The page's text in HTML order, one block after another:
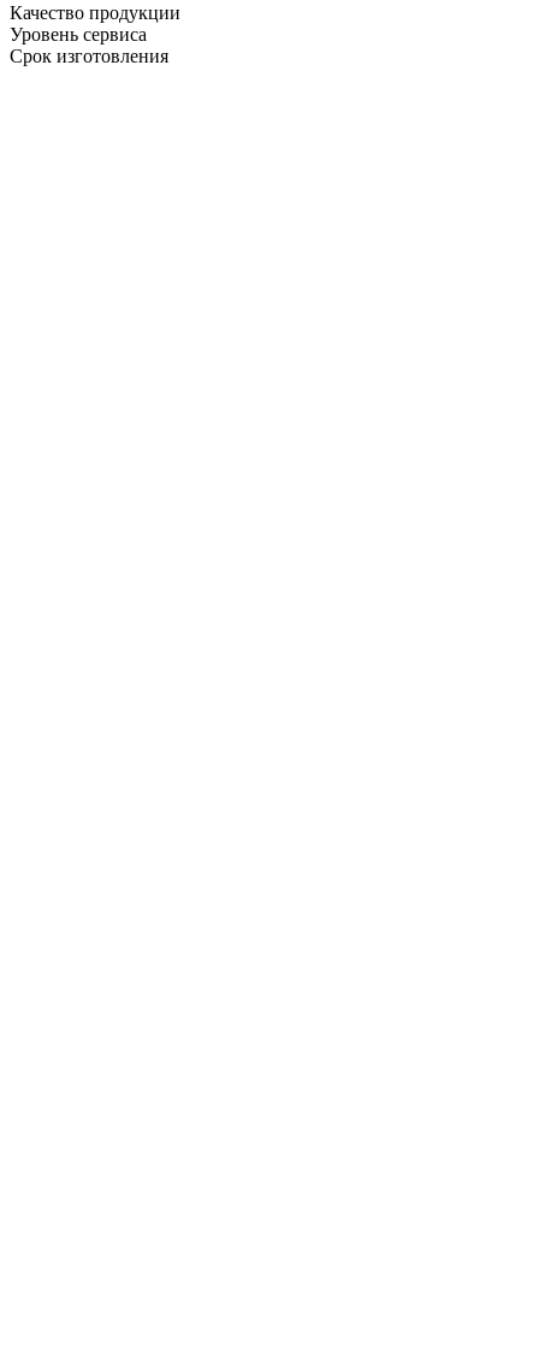
Качество продукции
Уровень сервиса
Срок изготовления